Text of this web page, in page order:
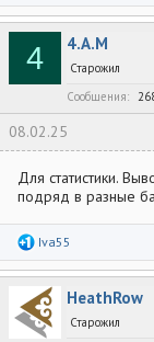
а
к
ц
и
4 4.A.M
Старожил
Сообщения
08.02.25
Для статистики.
подряд в разные
Р
а
ц
и
и
Iva55
HeathRow
Старожил